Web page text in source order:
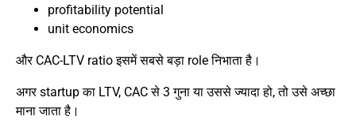
profitability potential
unit economics
और CAC-LTV ratio इसमें सबसे बड़ा role निभाता है।
अगर startup का LTV, CAC से 3 गुना या उससे ज्यादा हो, तो उसे अच्छा
माना जाता है।